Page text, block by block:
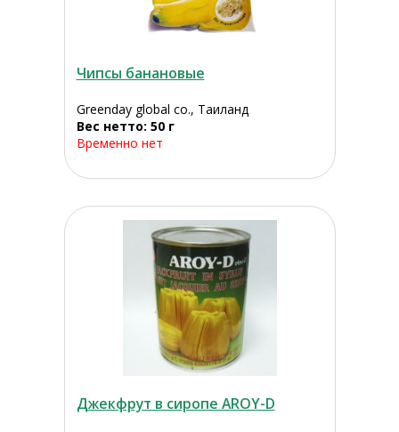
Чипсы банановые
Greenday global co., Таиланд
Вес нетто: 50 г
Временно нет
Джекфрут в сиропе AROY-D